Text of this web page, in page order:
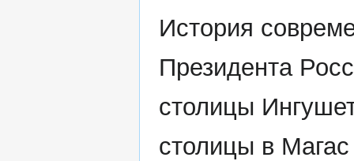
История
Президента
столицы
столицы в